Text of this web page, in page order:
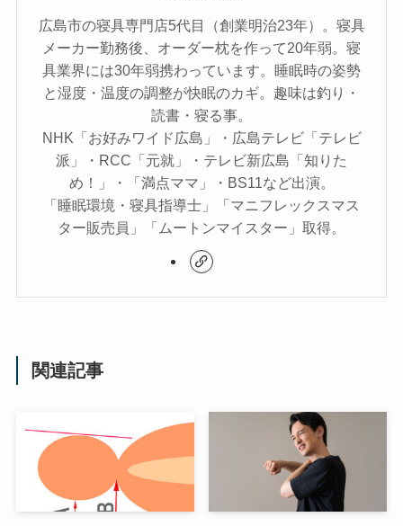
広島市の寝具専門店5代目（創業明治23年）。寝具
メーカー勤務後、オーダー枕を作って20年弱。寝
具業界には30年弱携わっています。睡眠時の姿勢
と湿度・温度の調整が快眠のカギ。趣味は釣り・
読書・寝る事。
NHK「お好みワイド広島」・広島テレビ「テレビ
派」・RCC「元就」・テレビ新広島「知りた
め！」・「満点ママ」・BS11など出演。
「睡眠環境・寝具指導士」「マニフレックスマス
ター販売員」「ムートンマイスター」取得。
関連記事